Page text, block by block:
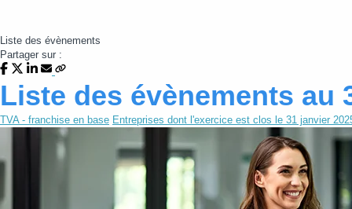
Liste des évènements
Partager sur :
Liste des évènements au
TVA - franchise en base Entreprises dont l'exercice est clos le 31 janvier